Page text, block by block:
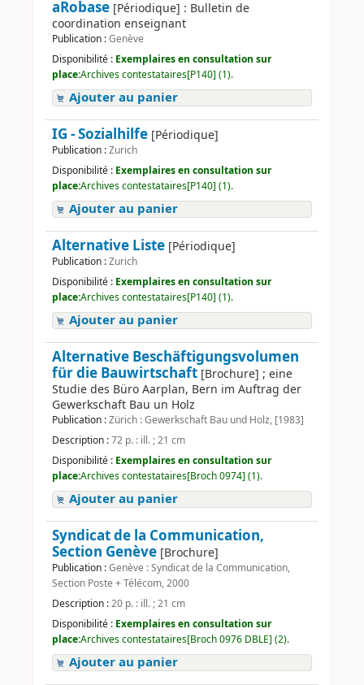
aRobase [Périodique] : Bulletin de
coordination enseignant
Publication :Genève
Disponibilité : Exemplaires en consultation sur
place:Archives contestataires[P140] (1).
Ajouter au panier
IG - Sozialhilfe [Périodique]
Publication :Zurich
Disponibilité : Exemplaires en consultation sur
place:Archives contestataires[P140] (1).
Ajouter au panier
Alternative Liste [Périodique]
Publication :Zurich
Disponibilité : Exemplaires en consultation sur
place:Archives contestataires[P140] (1).
Ajouter au panier
Alternative Beschäftigungsvolumen
für die Bauwirtschaft [Brochure] ; eine
Studie des Büro Aarplan, Bern im Auftrag der
Gewerkschaft Bau un Holz
Publication :Zürich : Gewerkschaft Bau und Holz, [1983]
Description :72 p. : ill. ; 21 cm
Disponibilité : Exemplaires en consultation sur
place:Archives contestataires[Broch 0974] (1).
Ajouter au panier
Syndicat de la Communication,
Section Genève [Brochure]
Publication :Genève : Syndicat de la Communication,
Section Poste + Télécom, 2000
Description :20 p. : ill. ; 21 cm
Disponibilité : Exemplaires en consultation sur
place:Archives contestataires[Broch 0976 DBLE] (2).
Ajouter au panier